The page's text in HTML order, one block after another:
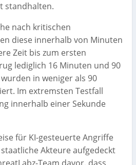
standhalten.
nach kritischen
diese innerhalb von Minuten
Zeit bis zum ersten
lediglich 16 Minuten und 90
in weniger als 90
Im extremsten Testfall
innerhalb einer Sekunde
für KI-gesteuerte Angriffe
Akteure aufgedeckt